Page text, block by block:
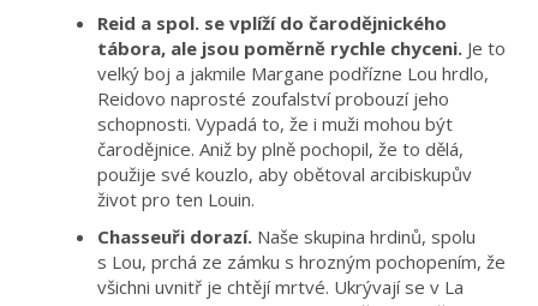
Reid a spol. se vplíží do čarodějnického
tábora, ale jsou poměrně rychle chyceni. Je to
velký boj a jakmile Margane podřízne Lou hrdlo,
Reidovo naprosté zoufalství probouzí jeho
schopnosti. Vypadá to, že i muži mohou být
čarodějnice. Aniž by plně pochopil, že to dělá,
použije své kouzlo, aby obětoval arcibiskupův
život pro ten Louin.
Chasseuři dorazí. Naše skupina hrdinů, spolu
s Lou, prchá ze zámku s hrozným pochopením, že
všichni uvnitř je chtějí mrtvé. Ukrývají se v La